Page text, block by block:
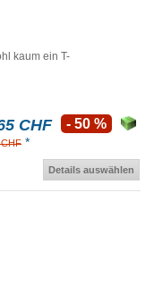
kaum ein T-
CHF
*
- 50 %
Details auswählen